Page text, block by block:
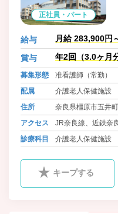
正社員・パート
給与 月給 283,900円
賞与 年2回（3.0ヶ月
募集形態
准看護師（常勤）
配属
介護老人保健施設
住所
奈良県橿原市五井
アクセス
JR奈良線、近鉄奈
井」下車 徒歩5分
診療科目 介護老人保健施設
キープする